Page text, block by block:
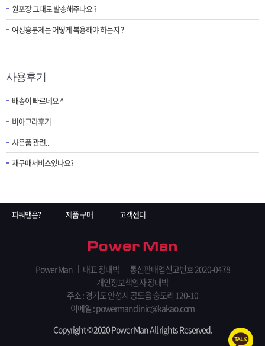
원포장 그대로 발송해주나요 ?
여성흥분제는 어떻게 복용해야 하는지 ?
사용후기
배송이 빠르네요 ^
비아그라후기
사은품 관련..
재구매서비스있나요?
파워맨은? 제품 구매 고객센터
Power Man 대표 장대박
통신판매업신고번호 2020-0478
개인정보책임자 장대박
주소 : 경기도 안성시 공도읍 숭도리 120-10
이메일 : powermanclinic@kakao.com
Copyright © 2020 Power Man All rights Reserved.